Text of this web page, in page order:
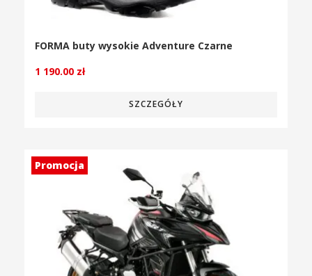
FORMA buty wysokie Adventure Czarne
1 190.00 zł
SZCZEGÓŁY
Promocja